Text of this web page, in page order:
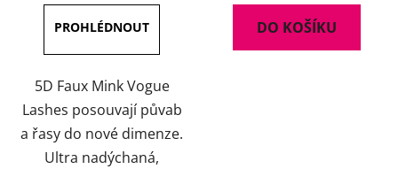
5D Faux Mink Vogue
Lashes posouvají půvab
a řasy do nové dimenze.
Ultra nadýchaná,
5,0
z
DO KOŠÍKU